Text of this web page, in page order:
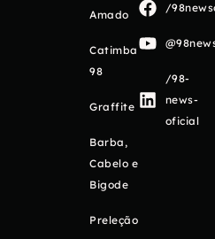
Amado
Catimba
98
Graffite
Barba,
Cabelo e
Bigode
Preleção
/
/98-
news-
oficial